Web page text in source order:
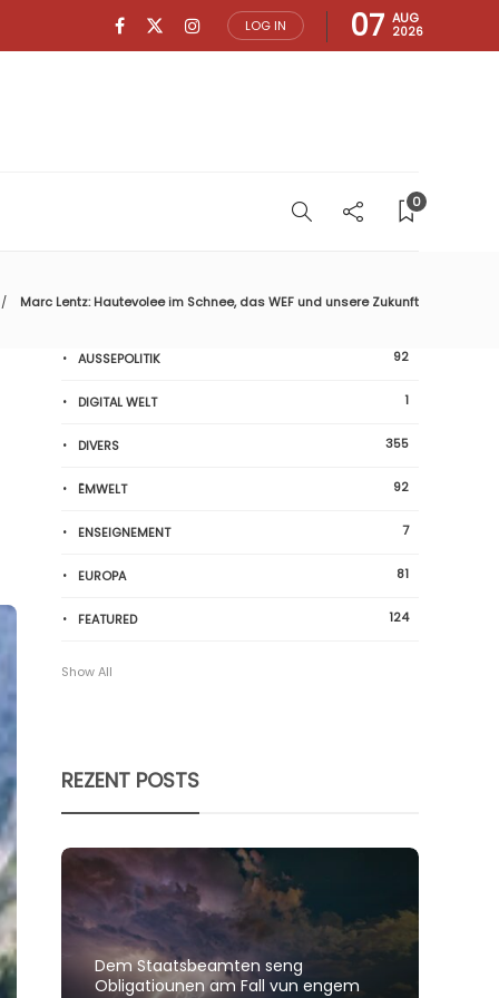
LOG IN 07 AUG
2026
0
Marc Lentz: Hautevolee im Schnee, das WEF und unsere Zukunft
AUSSEPOLITIK 92
DIGITAL WELT 1
DIVERS 355
ËMWELT 92
ENSEIGNEMENT 7
EUROPA 81
FEATURED 124
Show All
REZENT POSTS
Dem Staatsbeamten seng
Obligatiounen am Fall vun engem